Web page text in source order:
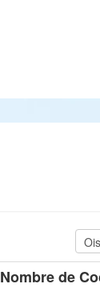
Nombre de